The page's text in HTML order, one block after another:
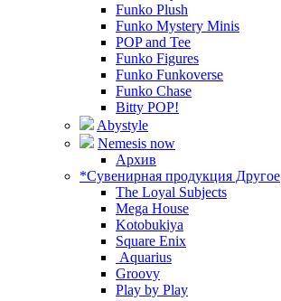
Funko Plush
Funko Mystery Minis
POP and Tee
Funko Figures
Funko Funkoverse
Funko Chase
Bitty POP!
Abystyle
Nemesis now
Архив
*Сувенирная продукция Другое
The Loyal Subjects
Mega House
Kotobukiya
Square Enix
Aquarius
Groovy
Play by Play